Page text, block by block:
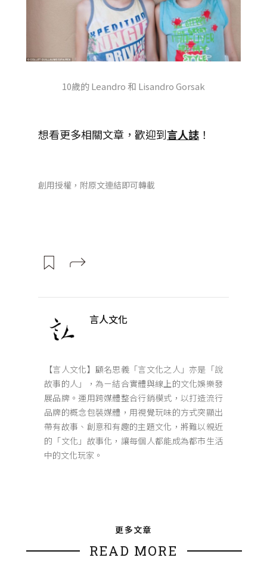
10歲的 Leandro 和 Lisandro Gorsak
想看更多相關文章，歡迎到言人誌 ！
創用授權，附原文連結即可轉載
言人文化
【言人文化】顧名思義「言文化之人」亦是「說
故事的人」，為ㄧ結合實體與線上的文化娛樂發
展品牌。運用跨媒體整合行銷模式，以打造流行
品牌的概念包裝媒體，用視覺玩味的方式突顯出
帶有故事、創意和有趣的主題文化，將難以親近
的「文化」故事化，讓每個人都能成為都市生活
中的文化玩家。
更多文章
READ MORE